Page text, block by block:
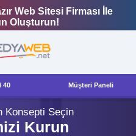
Web Sitesi Firması İle
Oluşturun!
40 Müşteri Paneli
Konsepti Seçin
Kurun